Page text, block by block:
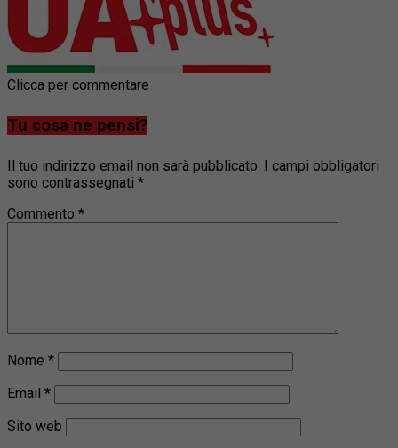
Clicca per commentare
Tu cosa ne pensi?
Il tuo indirizzo email non sarà pubblicato. I campi obbligatori
sono contrassegnati *
Commento *
Nome *
Email *
Sito web